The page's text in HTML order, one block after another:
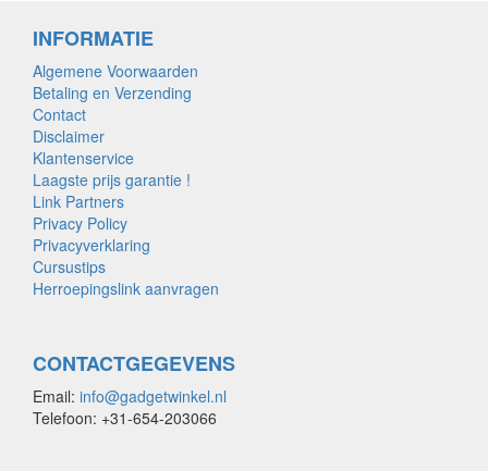
INFORMATIE
Algemene Voorwaarden
Betaling en Verzending
Contact
Disclaimer
Klantenservice
Laagste prijs garantie !
Link Partners
Privacy Policy
Privacyverklaring
Cursustips
Herroepingslink aanvragen
CONTACTGEGEVENS
Email: info@gadgetwinkel.nl
Telefoon: +31-654-203066